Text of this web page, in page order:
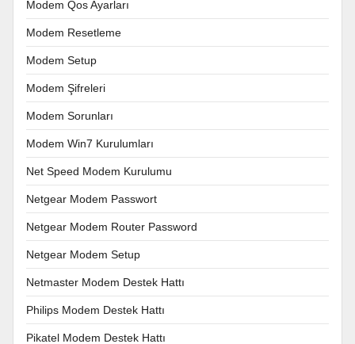
Modem Qos Ayarları
Modem Resetleme
Modem Setup
Modem Şifreleri
Modem Sorunları
Modem Win7 Kurulumları
Net Speed Modem Kurulumu
Netgear Modem Passwort
Netgear Modem Router Password
Netgear Modem Setup
Netmaster Modem Destek Hattı
Philips Modem Destek Hattı
Pikatel Modem Destek Hattı